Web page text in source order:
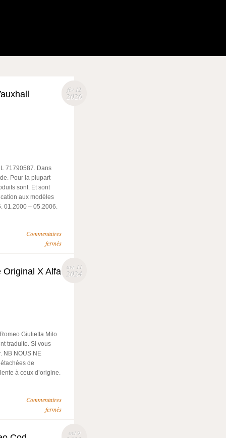
fév 12
2026
71790587. Dans
Pour la plupart
sont. Et sont
aux modèles
01.2000 – 05.2006.
Commentaires
fermés
avr 11
2024
Original X Alfa
Giulietta Mito
traduite. Si vous
NB NOUS NE
de
à ceux d’origine.
Commentaires
fermés
oct 9